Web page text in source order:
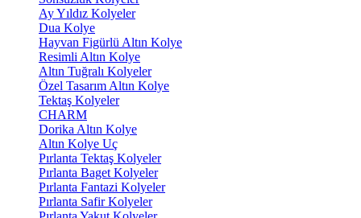
Ay Yıldız Kolyeler
Dua Kolye
Hayvan Figürlü Altın Kolye
Resimli Altın Kolye
Altın Tuğralı Kolyeler
Özel Tasarım Altın Kolye
Tektaş Kolyeler
CHARM
Dorika Altın Kolye
Altın Kolye Uç
Pırlanta Tektaş Kolyeler
Pırlanta Baget Kolyeler
Pırlanta Fantazi Kolyeler
Pırlanta Safir Kolyeler